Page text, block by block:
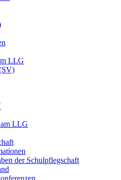
LLG
LLG
der Schulpflegschaft